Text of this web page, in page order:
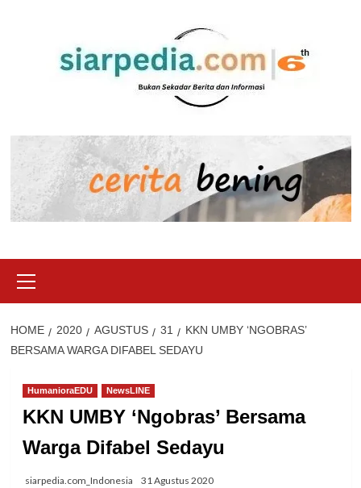
Menu
HOME 2020 AGUSTUS 31
KKN UMBY ‘NGOBRAS’
BERSAMA WARGA DIFABEL SEDAYU
HumanioraEDU NewsLINE
KKN UMBY ‘Ngobras’ Bersama
Warga Difabel Sedayu
siarpedia.com_Indonesia 31 Agustus 2020